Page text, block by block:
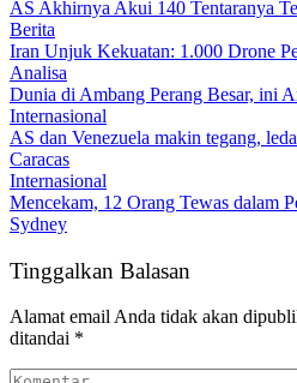
AS Akhirnya Akui 140 Tentaranya
Berita
Iran Unjuk Kekuatan: 1.000 Drone
Analisa
Dunia di Ambang Perang Besar, ini
Internasional
AS dan Venezuela makin tegang,
Caracas
Internasional
Mencekam, 12 Orang Tewas dalam
Sydney
Tinggalkan Balasan
Alamat email Anda tidak akan
ditandai *